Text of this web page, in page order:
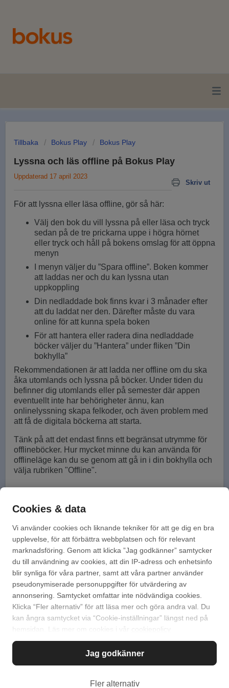
Tillbaka Bokus Play Bokus Play
Lyssna och läs offline på Bokus Play
Skriv ut
Uppdaterad 17 april 2023
För att lyssna eller läsa offline, gör så här:
Välj den bok du vill lyssna på eller läsa och tryck
sedan på de tre prickarna uppe i högra hörnet
eller tryck och håll på bokens omslag för att öppna
menyn
I menyn väljer du ”Spara offline”. Boken kommer
att laddas ner och du kan lyssna utan
uppkoppling
Din nedladdade bok finns kvar i 3 månader efter
att du laddat ner den. Därefter måste du vara
online för att kunna spela boken
För att hantera eller radera dina nedladdade
böcker väljer du ”Hantera” under fliken ”Din
bokhylla”
Rekommendationen är att ladda ner offline om du ska
åka utomlands och lyssna på böcker. Under tiden du
befinner dig utomlands eller på semester där appen
eventuellt inte har behörigheter ännu, kan
onlinelyssning skapa felkoder, och även problem med
att få de digitala böckerna att starta.
Tänk på att det endast finns ett begränsat utrymme för
offlineböcker. Hur mycket minne du kan använda för
offlineläge kan du se genom att gå in i din bokhylla och
välja rubriken "Offline".
Kontakta oss!
Mejla via vårt kontaktformulär
Ring på 010-741 98 00
Vi har öppet vardagar 08:00 - 16:00
Cookies & data
Vi använder cookies och liknande tekniker för att ge dig en bra
upplevelse, för att förbättra webbplatsen och för relevant
marknadsföring. Genom att klicka ”Jag godkänner” samtycker
du till användning av cookies, att din IP-adress och enhetsinfo
blir synliga för våra partner, samt att våra partner använder
pseudonymiserade personuppgifter för utvärdering av
annonsering. Samtycket omfattar inte nödvändiga cookies.
Klicka “Fler alternativ” för att läsa mer och göra andra val. Du
kan ångra samtycket via “Cookie-inställningar” längst ned på
hemsidan. Läs mer om cookies i vår
cookiepolicy
Jag godkänner
Fler alternativ